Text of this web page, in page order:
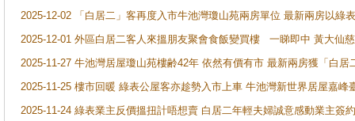
2025-12-02 「白居二」客再度入市牛池灣瓊山苑兩房單位 最新兩房以綠
2025-12-01 外區白居二客人來搵朋友聚會食飯變買樓 一睇即中 黃大仙
2025-11-27 牛池灣居屋瓊山苑樓齢42年 依然有價有市 最新兩房獲「白居
2025-11-25 樓市回暖 綠表公屋客亦趁勢入市上車 牛池灣新世界居屋嘉峰
2025-11-24 綠表業主反價搵扭計唔想賣 白居二年輕夫婦誠意感動業主簽